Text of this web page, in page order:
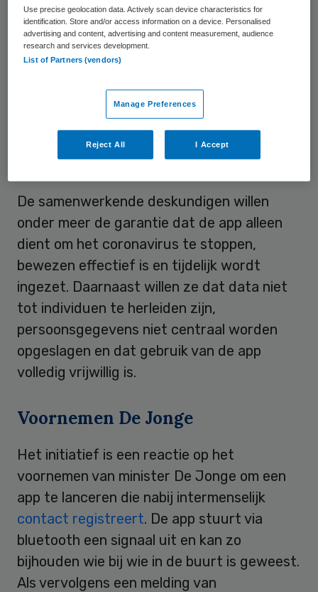
computerbeveiliging en voorzitter van de
stichting Privacy by Design. “Dat vereist
maximale transparantie, security en privacy
verborgen bijbedoelingen waar de ICT-
sector helaas om bekend staat.”
Garanties
De samenwerkende deskundigen willen
onder meer de garantie dat de app alleen
dient om het coronavirus te stoppen,
bewezen effectief is en tijdelijk wordt
ingezet. Daarnaast willen ze dat data niet
tot individuen te herleiden zijn,
persoonsgegevens niet centraal worden
opgeslagen en dat gebruik van de app
volledig vrijwillig is.
Voornemen De Jonge
Het initiatief is een reactie op het
voornemen van minister De Jonge om een
app te lanceren die nabij intermenselijk
contact registreert. De app stuurt via
bluetooth een signaal uit en kan zo
bijhouden wie bij wie in de buurt is geweest.
Als vervolgens een melding van
Use precise geolocation data. Actively scan device characteristics for
identification. Store and/or access information on a device. Personalised
advertising and content, advertising and content measurement, audience
research and services development.
List of Partners (vendors)
Manage Preferences
Reject All I Accept